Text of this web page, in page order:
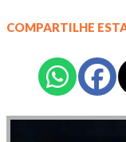
COMPARTILHE